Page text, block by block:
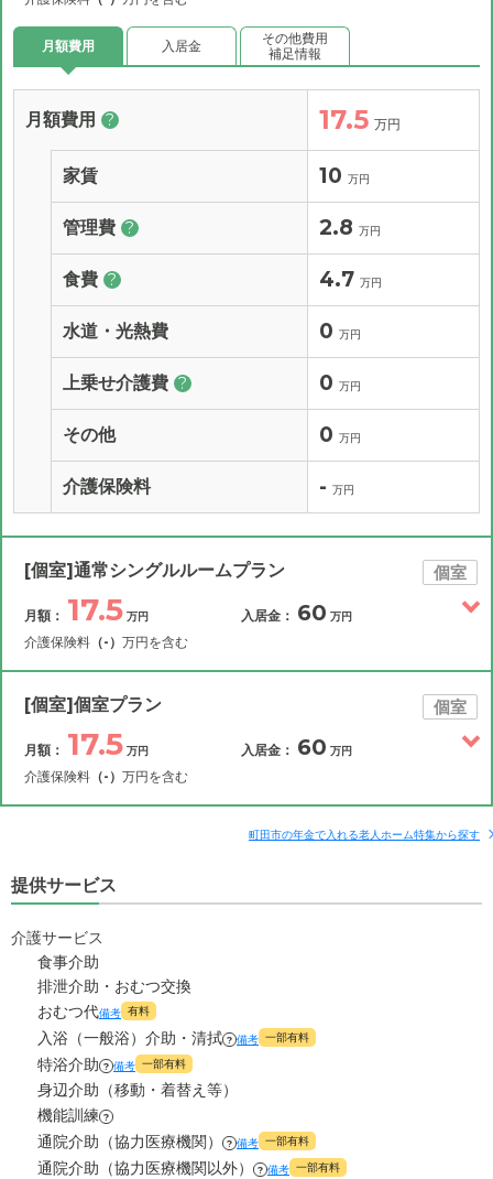
月額費用 入居金
その他費用
補足情報
月額費用 ? 17.5 万円
家賃 10 万円
管理費 ? 2.8 万円
食費 ? 4.7 万円
水道・光熱費 0 万円
上乗せ介護費 ? 0 万円
その他 0 万円
介護保険料 - 万円
[個室]通常シングルルームプラン 個室
月額： 17.5 万円
介護保険料 （-） 万円を含む
入居金： 60 万円
月額費用 17.5
水道・光熱費
上乗せ介護費
その他
介護保険料
[個室]個室プラン 個室
月額： 17.5 万円
介護保険料 （-） 万円を含む
入居金： 60 万円
補足情報
月額費用 ? 17.5 万円
家賃
管理費 ?
食費 ?
水道・光熱費
上乗せ介護費 ? 0 万円
町田市の年金で入れる老人ホーム特集から探す
提供サービス
介護サービス
食事介助
排泄介助・おむつ交換
おむつ代備考 有料
入浴（一般浴）介助・清拭 ? 備考 一部有料
特浴介助 ? 備考 一部有料
身辺介助（移動・着替え等）
機能訓練 ?
通院介助（協力医療機関） ? 備考 一部有料
通院介助（協力医療機関以外） ? 備考 一部有料